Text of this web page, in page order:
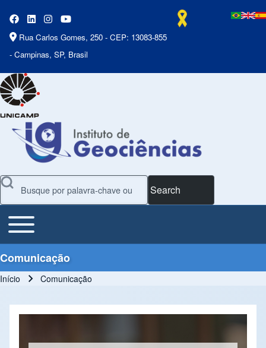
Rua Carlos Gomes, 250 - CEP: 13083-855
- Campinas, SP, Brasil
Search
Main Menu
Toggle main menu
Comunicação
Início Comunicação